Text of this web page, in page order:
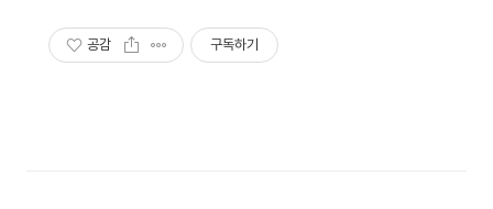
공감 구독하기